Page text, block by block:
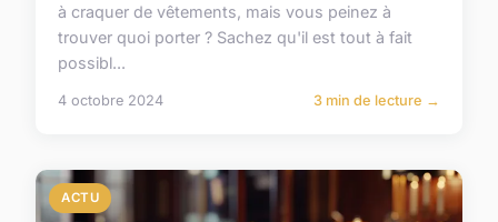
à craquer de vêtements, mais vous peinez à
trouver quoi porter ? Sachez qu'il est tout à fait
possibl...
4 octobre 2024 3 min de lecture →
ACTU